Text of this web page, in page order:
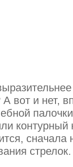
вот и нет,
стрелок.